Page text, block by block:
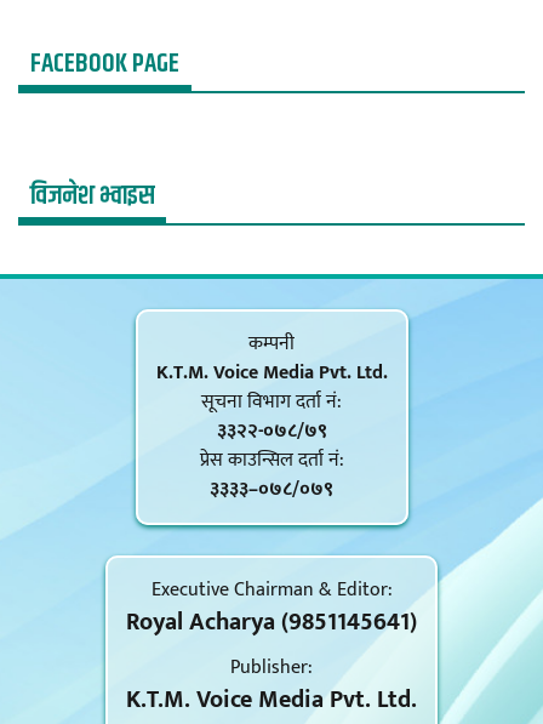
FACEBOOK PAGE
विजनेश भ्वाइस
कम्पनी
K.T.M. Voice Media Pvt. Ltd.
सूचना विभाग दर्ता नं‍:
३३२२-०७८/७९
प्रेस काउन्सिल दर्ता नं‍:
३३३३–०७८/०७९
Executive Chairman & Editor:
Royal Acharya (9851145641)
Publisher:
K.T.M. Voice Media Pvt. Ltd.